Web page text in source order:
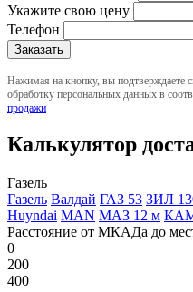
Укажите свою цену
Телефон
Нажимая на кнопку, вы подтверждаете
обработку персональных данных в
продажи
Калькулятор
Газель
Газель Валдай ГАЗ 53 ЗИЛ
Huyndai MAN МАЗ 12 м
Расстояние от МКАДа до
0
200
400